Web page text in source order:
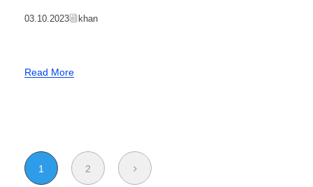
коррупции
03.10.2023 Khan
Read More
1 2